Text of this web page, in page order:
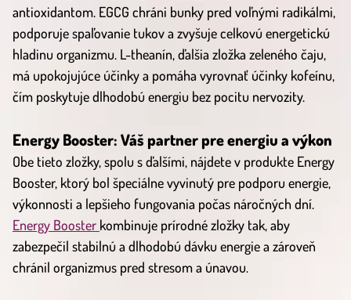
antioxidantom. EGCG chráni bunky pred voľnými radikálmi,
podporuje spaľovanie tukov a zvyšuje celkovú energetickú
hladinu organizmu. L-theanín, ďalšia zložka zeleného čaju,
má upokojujúce účinky a pomáha vyrovnať účinky kofeínu,
čím poskytuje dlhodobú energiu bez pocitu nervozity.
Energy Booster: Váš partner pre energiu a výkon
Obe tieto zložky, spolu s ďalšími, nájdete v produkte Energy
Booster, ktorý bol špeciálne vyvinutý pre podporu energie,
výkonnosti a lepšieho fungovania počas náročných dní.
Energy Booster kombinuje prírodné zložky tak, aby
zabezpečil stabilnú a dlhodobú dávku energie a zároveň
chránil organizmus pred stresom a únavou.